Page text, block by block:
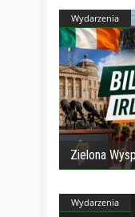
Wydarzenia
Zielona
Wydarzenia